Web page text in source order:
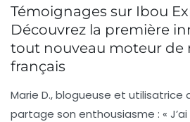
Témoignages sur Ibou
Découvrez la première
tout nouveau moteur de
français
Marie D., blogueuse et utilisatrice
partage son enthousiasme : «